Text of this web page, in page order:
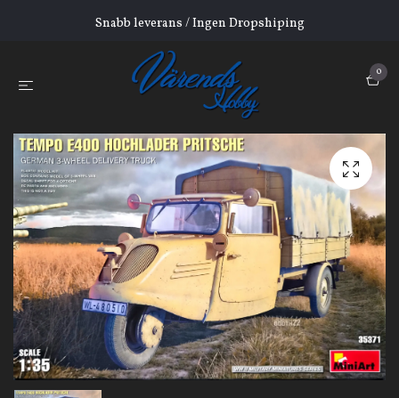
Snabb leverans / Ingen Dropshiping
0